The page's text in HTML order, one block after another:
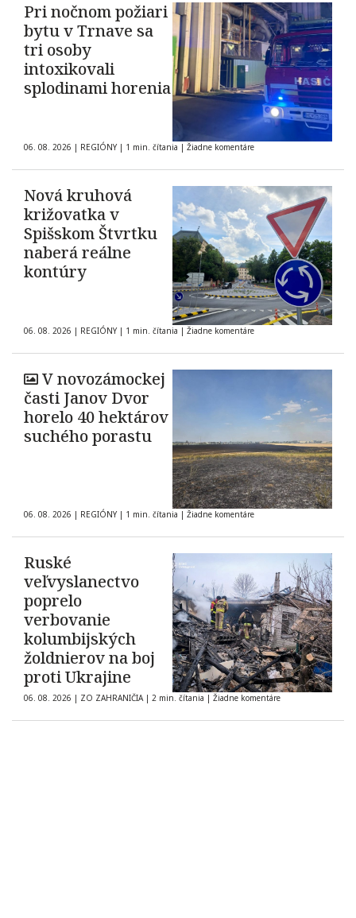
Pri nočnom požiari
bytu v Trnave sa
tri osoby
intoxikovali
splodinami horenia
06. 08. 2026 | REGIÓNY | 1 min. čítania | Žiadne komentáre
Nová kruhová
križovatka v
Spišskom Štvrtku
naberá reálne
kontúry
06. 08. 2026 | REGIÓNY | 1 min. čítania | Žiadne komentáre
V novozámockej
časti Janov Dvor
horelo 40 hektárov
suchého porastu
06. 08. 2026 | REGIÓNY | 1 min. čítania | Žiadne komentáre
Ruské
veľvyslanectvo
poprelo
verbovanie
kolumbijských
žoldnierov na boj
proti Ukrajine
06. 08. 2026 | ZO ZAHRANIČIA | 2 min. čítania | Žiadne komentáre